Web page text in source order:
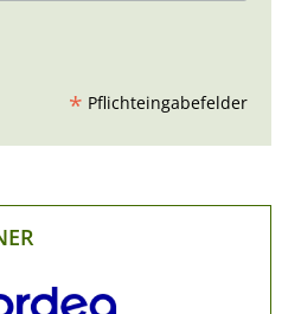
* Pflichteingabefelder